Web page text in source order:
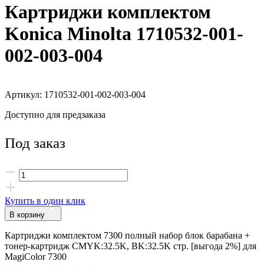
Картриджи комплектом
Konica Minolta 1710532-001-
002-003-004
Артикул: 1710532-001-002-003-004
Доступно для предзаказа
Под заказ
Купить в один клик
В корзину
Картриджи комплектом 7300 полный набор блок барабана +
тонер-картридж CMYK:32.5K, BK:32.5K стр. [выгода 2%] для
MagiColor 7300